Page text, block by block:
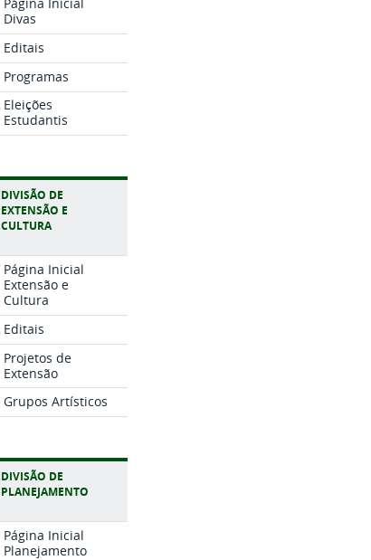
Divas
Editais
Programas
Eleições
Estudantis
DIVISÃO DE
EXTENSÃO E
CULTURA
Página Inicial
Extensão e
Cultura
Editais
Projetos de
Extensão
Grupos Artísticos
DIVISÃO DE
PLANEJAMENTO
Página Inicial
Planejamento